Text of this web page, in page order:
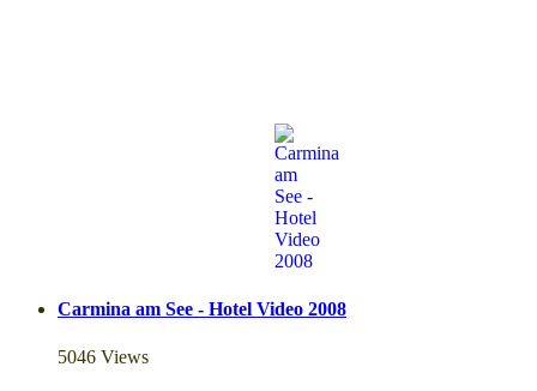
Carmina am See - Hotel Video 2008
5046 Views